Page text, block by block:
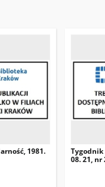
1981.
Tygodnik
08. 21, nr